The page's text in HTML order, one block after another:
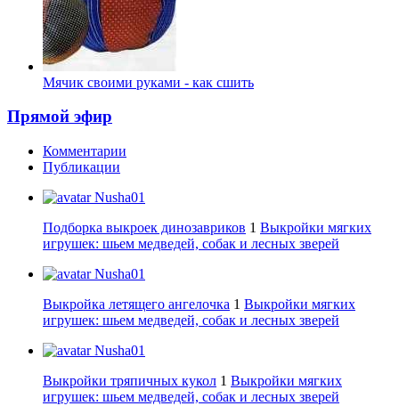
Мячик своими руками - как сшить
Прямой эфир
Комментарии
Публикации
Nusha01
Подборка выкроек динозавриков 1 Выкройки мягких
игрушек: шьем медведей, собак и лесных зверей
Nusha01
Выкройка летящего ангелочка 1 Выкройки мягких
игрушек: шьем медведей, собак и лесных зверей
Nusha01
Выкройки тряпичных кукол 1 Выкройки мягких
игрушек: шьем медведей, собак и лесных зверей